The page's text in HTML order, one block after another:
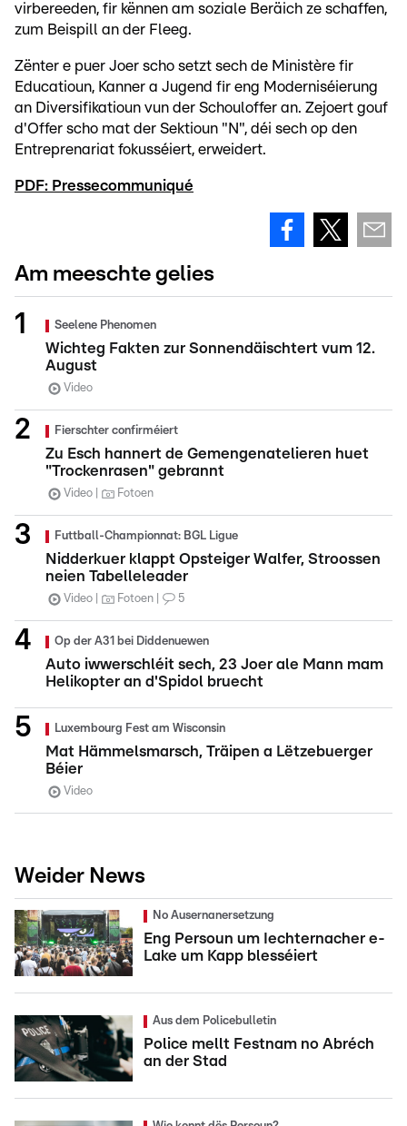
virbereeden, fir kënnen am soziale Beräich ze schaffen,
zum Beispill an der Fleeg.
Zënter e puer Joer scho setzt sech de Ministère fir
Educatioun, Kanner a Jugend fir eng Moderniséierung
an Diversifikatioun vun der Schouloffer an. Zejoert gouf
d'Offer scho mat der Sektioun "N", déi sech op den
Entreprenariat fokusséiert, erweidert.
PDF: Pressecommuniqué
Am meeschte gelies
Seelene Phenomen
Wichteg Fakten zur Sonnendäischtert vum 12.
August
Video
Fierschter confirméiert
Zu Esch hannert de Gemengenatelieren huet
"Trockenrasen" gebrannt
Video Fotoen
Futtball-Championnat: BGL Ligue
Nidderkuer klappt Opsteiger Walfer, Stroossen
neien Tabelleleader
Video Fotoen 5
Op der A31 bei Diddenuewen
Auto iwwerschléit sech, 23 Joer ale Mann mam
Helikopter an d'Spidol bruecht
Luxembourg Fest am Wisconsin
Mat Hämmelsmarsch, Träipen a Lëtzebuerger
Béier
Video
Weider News
No Ausernanersetzung
Eng Persoun um Iechternacher e-
Lake um Kapp blesséiert
Aus dem Policebulletin
Police mellt Festnam no Abréch
an der Stad